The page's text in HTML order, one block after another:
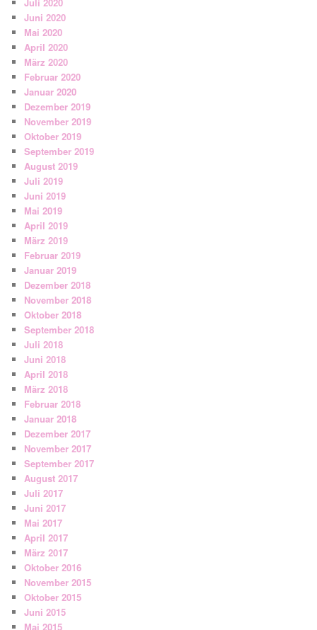
Juni 2020
Mai 2020
April 2020
März 2020
Februar 2020
Januar 2020
Dezember 2019
November 2019
Oktober 2019
September 2019
August 2019
Juli 2019
Juni 2019
Mai 2019
April 2019
März 2019
Februar 2019
Januar 2019
Dezember 2018
November 2018
Oktober 2018
September 2018
Juli 2018
Juni 2018
April 2018
März 2018
Februar 2018
Januar 2018
Dezember 2017
November 2017
September 2017
August 2017
Juli 2017
Juni 2017
Mai 2017
April 2017
März 2017
Oktober 2016
November 2015
Oktober 2015
Juni 2015
Mai 2015